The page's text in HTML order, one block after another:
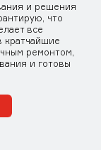
и решения
что
все
ремонтом,
и готовы